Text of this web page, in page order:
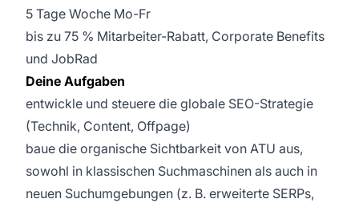
5 Tage Woche Mo-Fr
bis zu 75 % Mitarbeiter-Rabatt, Corporate Benefits
und JobRad
Deine Aufgaben
entwickle und steuere die globale SEO-Strategie
(Technik, Content, Offpage)
baue die organische Sichtbarkeit von ATU aus,
sowohl in klassischen Suchmaschinen als auch in
neuen Suchumgebungen (z. B. erweiterte SERPs,